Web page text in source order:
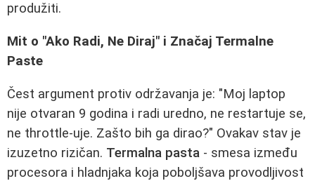
produžiti.
Mit o "Ako Radi, Ne Diraj" i Značaj Termalne
Paste
Čest argument protiv održavanja je: "Moj laptop
nije otvaran 9 godina i radi uredno, ne restartuje se,
ne throttle-uje. Zašto bih ga dirao?" Ovakav stav je
izuzetno rizičan. Termalna pasta - smesa između
procesora i hladnjaka koja poboljšava provodljivost